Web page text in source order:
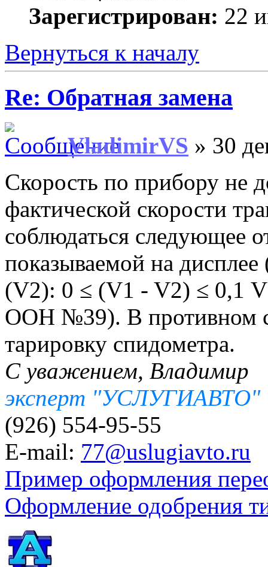
Зарегистрирован: 22
Вернуться к началу
Re: Обратная замена
VladimirVS » 30
Скорость по прибору не
фактической скорости
соблюдаться следующее
показываемой на
(V2): 0 ≤ (V1 - V2) ≤ 0,1
ООН №39). В противном
тарировку спидометра.
С уважением, Владимир
эксперт "УСЛУГИАВТО"
(926) 554-95-55
E-mail: 77@uslugiavto.ru
Пример оформления
Оформление одобрения